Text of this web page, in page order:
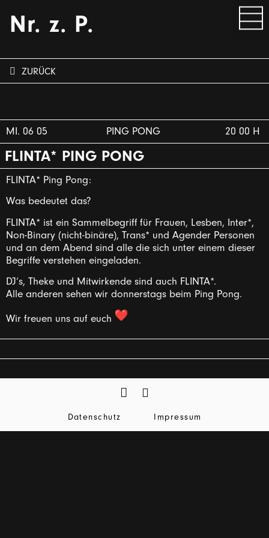
Nr. z. P.
ZURÜCK
MI. 06 05 PING PONG 20 00 H
FLINTA* PING PONG
FLINTA* Ping Pong:
Was bedeutet das?
FLINTA* ist ein Sammelbegriff für Frauen, Lesben, Inter*,
Non-Binary (nicht-binäre), Trans* und Agender Personen
und an dem Abend sind alle die sich unter einem dieser
Begriffe verstehen eingeladen.
DJ‘s, Theke und Mitwirkende sind auch FLINTA*.
Alle anderen sehen wir donnerstags beim Ping Pong.
Wir freuen uns auf euch
Datenschutz Impressum